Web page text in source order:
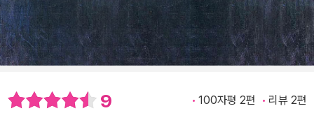
9 100자평 2편 리뷰 2편